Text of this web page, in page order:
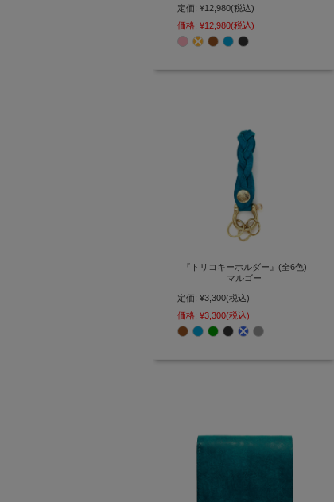
無駄を省いて小さく進化 デジタル
決済世代にも対応した極小財布 ミ
ニ財布【AGILITY affa(アジリティ
アッファ)】(0518)
定価: ¥12,980(税込)
価格: ¥12,980(税込)
『トリコキーホルダー』(全6色)
マルゴー
革を編み込んで作ったキーリング
付き本革キーホルダー【AGILITY
affa(アジリティ アッファ)】
(1629)[M便 3/5]
定価: ¥3,300(税込)
価格: ¥3,300(税込)